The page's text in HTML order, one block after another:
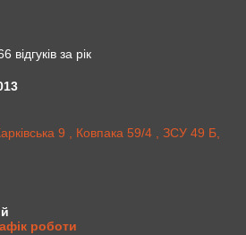
відгуків за рік
9 , Ковпака 59/4 , ЗСУ 49 Б,
роботи